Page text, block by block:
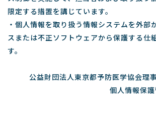
限定する措置を講じています。
・個人情報を取り扱う情報システムを外部
スまたは不正ソフトウェアから保護する仕
す。
公益財団法人東京都予防医学協会
個人情報保